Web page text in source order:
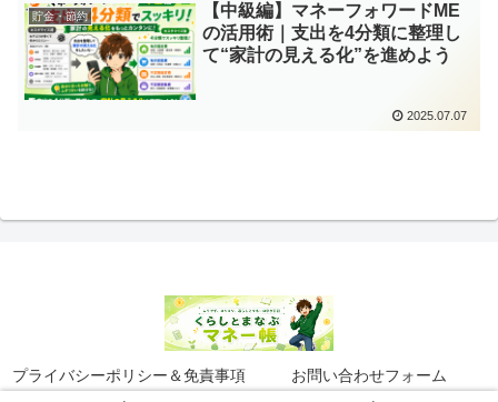
貯金・節約
【中級編】マネーフォワードME
の活用術｜支出を4分類に整理し
て“家計の見える化”を進めよう
2025.07.07
プライバシーポリシー＆免責事項 お問い合わせフォーム